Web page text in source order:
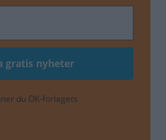
du OK-förlagets